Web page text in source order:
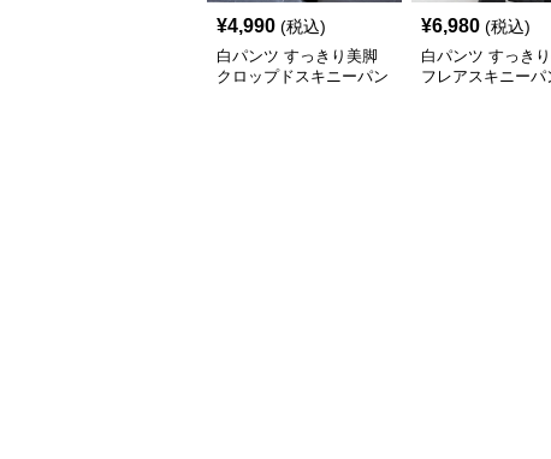
¥4,990 (税込)
白パンツ すっきり美脚
クロップドスキニーパン
¥6,980 (税込)
白パンツ すっき
フレアスキニーパ